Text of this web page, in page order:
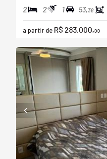
2 2 1 53,38
a partir de R$ 283.000,00